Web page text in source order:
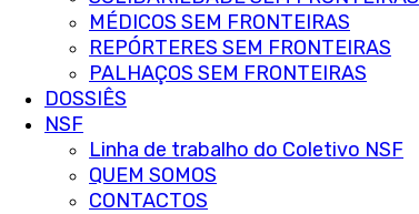
MÉDICOS SEM FRONTEIRAS
REPÓRTERES SEM FRONTEIRAS
PALHAÇOS SEM FRONTEIRAS
DOSSIÊS
NSF
Linha de trabalho do Coletivo NSF
QUEM SOMOS
CONTACTOS